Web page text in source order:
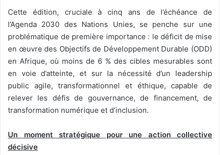
Cette édition, cruciale à cinq ans de l’échéance de
l’Agenda 2030 des Nations Unies, se penche sur une
problématique de première importance : le déficit de mise
en œuvre des Objectifs de Développement Durable (ODD)
en Afrique, où moins de 6 % des cibles mesurables sont
en voie d’atteinte, et sur la nécessité d’un leadership
public agile, transformationnel et éthique, capable de
relever les défis de gouvernance, de financement, de
transformation numérique et d’inclusion.
Un moment stratégique pour une action collective
décisive